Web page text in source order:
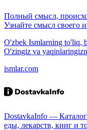
Полный смысл,
Узнайте смысл своего
O'zbek Ismlarning to'liq,
O'zingiz va
ismlar.com
DostavkaInfo —
еды, лекарств, книг и